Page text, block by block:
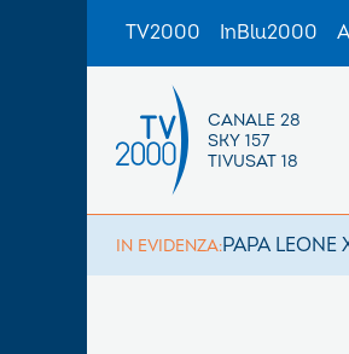
TV2000 InBlu2000
CANALE 28
SKY 157
TIVUSAT 18
IN EVIDENZA:PAPA LEONE